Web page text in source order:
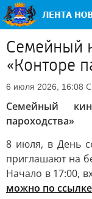
Семейный
«Конторе
6 июля 2026, 16:08
Семейный
пароходства»
8 июля, в День
приглашают на
Начало в 17:00,
можно по